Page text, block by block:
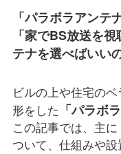
「パラボラアンテ
「家でBS放送を
テナを選べばいい
ビルの上や住宅の
形をした 「パラボ
この記事では、主
ついて、仕組みや設